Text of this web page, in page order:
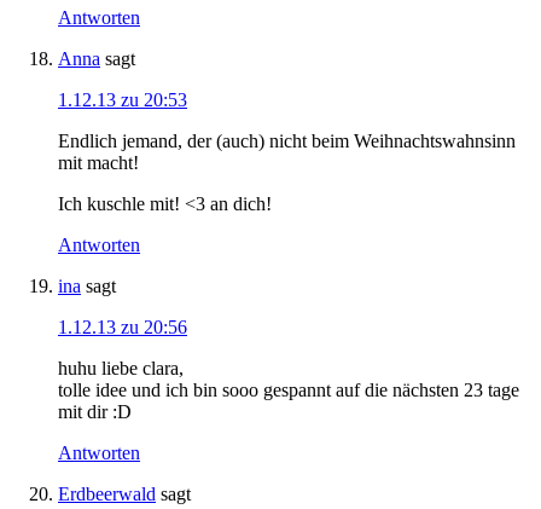
Antworten
Anna sagt
1.12.13 zu 20:53
Endlich jemand, der (auch) nicht beim Weihnachtswahnsinn
mit macht!
Ich kuschle mit! <3 an dich!
Antworten
ina sagt
1.12.13 zu 20:56
huhu liebe clara,
tolle idee und ich bin sooo gespannt auf die nächsten 23 tage
mit dir :D
Antworten
Erdbeerwald sagt